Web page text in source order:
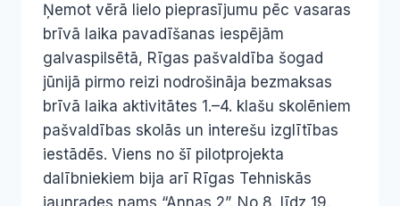
Ņemot vērā lielo pieprasījumu pēc vasaras
brīvā laika pavadīšanas iespējām
galvaspilsētā, Rīgas pašvaldība šogad
jūnijā pirmo reizi nodrošināja bezmaksas
brīvā laika aktivitātes 1.–4. klašu skolēniem
pašvaldības skolās un interešu izglītības
iestādēs. Viens no šī pilotprojekta
dalībniekiem bija arī Rīgas Tehniskās